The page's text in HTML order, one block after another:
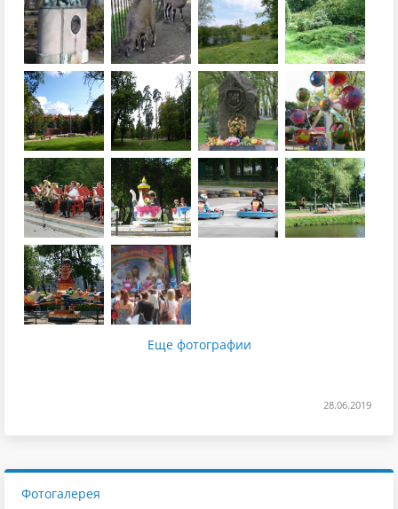
Еще фотографии
28.06.2019
Фотогалерея